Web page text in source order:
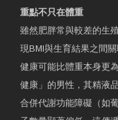
重點不只在體重
雖然肥胖常與較差的生
現BMI與生育結果之間
健康可能比體重本身更
健康」的男性，其精液
合併代謝功能障礙（如